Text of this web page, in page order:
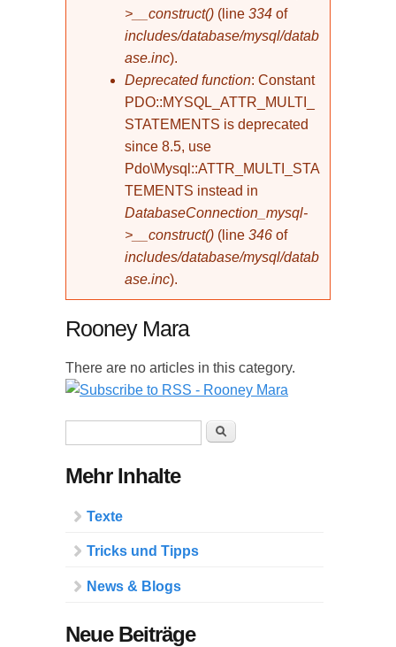
>__construct() (line 334 of
includes/database/mysql/datab
ase.inc).
Deprecated function: Constant
PDO::MYSQL_ATTR_MULTI_
STATEMENTS is deprecated
since 8.5, use
Pdo\Mysql::ATTR_MULTI_STA
TEMENTS instead in
DatabaseConnection_mysql-
>__construct() (line 346 of
includes/database/mysql/datab
ase.inc).
Rooney Mara
There are no articles in this category.
Suche
Mehr Inhalte
Texte
Tricks und Tipps
News & Blogs
Neue Beiträge